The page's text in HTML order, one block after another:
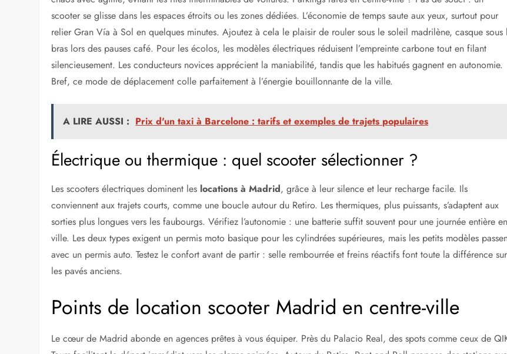
Tarifs pour une location scooter Madrid
Facteurs influençant le coût
Étapes pour louer un scooter sans accroc
Routes incontournables en scooter à Madrid
Conseils sécurité sur les routes madrilènes
Similaire
Avantages d’un scooter pour se déplacer à Madrid
Les rues de Madrid regorgent de vie, mais le trafic dense peut freiner les explorations. Un scooter tranche dans ce
scooter se glisse dans les espaces étroits ou les zones dédiées. L’économie de temps saute aux yeux, surtout pour
relier Gran Vía à Sol en quelques minutes. Ajoutez à cela le plaisir de rouler sous le soleil madrilène, casque sous le
bras lors des pauses café. Pour les écolos, les modèles électriques réduisent l’empreinte carbone tout en filant
silencieusement. Les conducteurs novices apprécient la maniabilité, tandis que les habitués gagnent en autonomie.
Bref, ce mode de déplacement colle parfaitement à l’énergie bouillonnante de la ville.
A LIRE AUSSI : Prix d'un taxi à Barcelone : tarifs et exemples de trajets populaires
Électrique ou thermique : quel scooter sélectionner ?